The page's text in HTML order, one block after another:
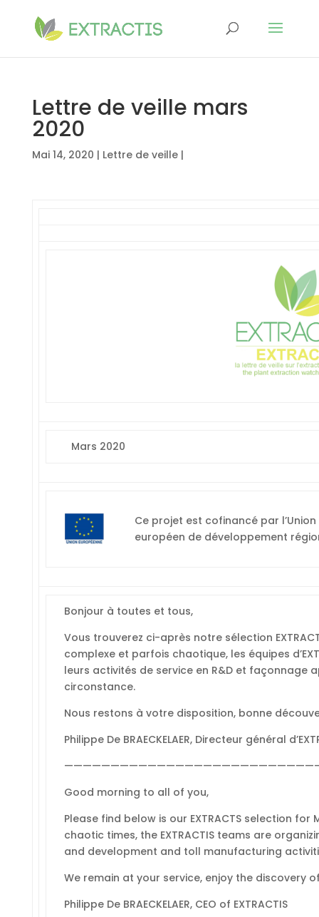
Lettre de veille mars
2020
Mai 14, 2020 | Lettre de veille|
Mars 2020
Ce projet est cofinancé par
européen de développement
Bonjour à toutes et tous,
Vous trouverez ci-après notre sélection
complexe et parfois chaotique, les équipes
leurs activités de service en R&D et façonnage
circonstance.
Nous restons à votre disposition, bonne
Philippe De BRAECKELAER, Directeur général
Good morning to all of you,
Please find below is our EXTRACTS selection
chaotic times, the EXTRACTIS teams are
and development and toll manufacturing
We remain at your service, enjoy the discovery
Philippe De BRAECKELAER, CEO of EXTRACTIS